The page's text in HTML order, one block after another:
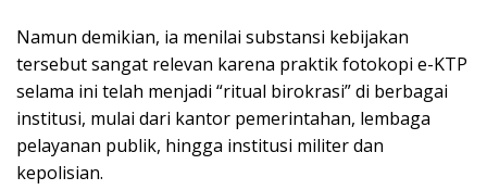
Namun demikian, ia menilai substansi kebijakan
tersebut sangat relevan karena praktik fotokopi e-KTP
selama ini telah menjadi “ritual birokrasi” di berbagai
institusi, mulai dari kantor pemerintahan, lembaga
pelayanan publik, hingga institusi militer dan
kepolisian.